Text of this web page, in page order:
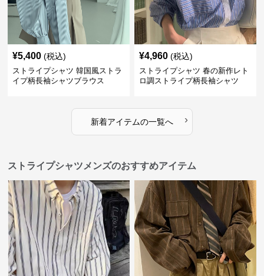
¥5,400 (税込)
ストライプシャツ 韓国風ストラ
イプ柄長袖シャツブラウス
¥4,960 (税込)
ストライプシャツ 春の新作レト
ロ調ストライプ柄長袖シャツ
新着アイテムの一覧へ ›
ストライプシャツメンズのおすすめアイテム